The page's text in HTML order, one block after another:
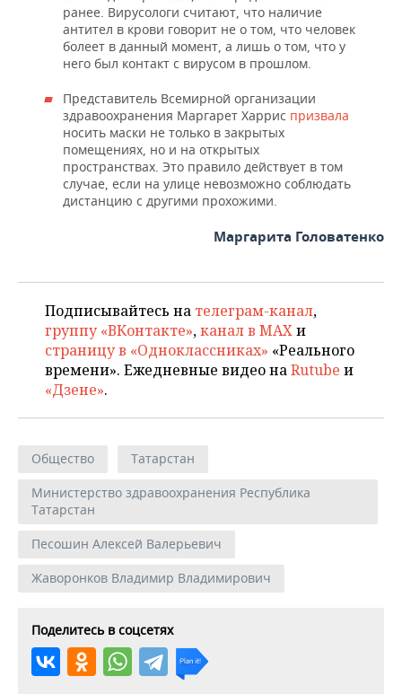
ранее. Вирусологи считают, что наличие
антител в крови говорит не о том, что человек
болеет в данный момент, а лишь о том, что у
него был контакт с вирусом в прошлом.
Представитель Всемирной организации
здравоохранения Маргарет Харрис призвала
носить маски не только в закрытых
помещениях, но и на открытых
пространствах. Это правило действует в том
случае, если на улице невозможно соблюдать
дистанцию с другими прохожими.
Маргарита Головатенко
Подписывайтесь на телеграм-канал,
группу «ВКонтакте»,канал в MAXи
страницу в «Одноклассниках» «Реального
времени». Ежедневные видео наRutube и
«Дзене».
Общество
Татарстан
Министерство здравоохранения Республика
Татарстан
Песошин Алексей Валерьевич
Жаворонков Владимир Владимирович
Поделитесь в соцсетях